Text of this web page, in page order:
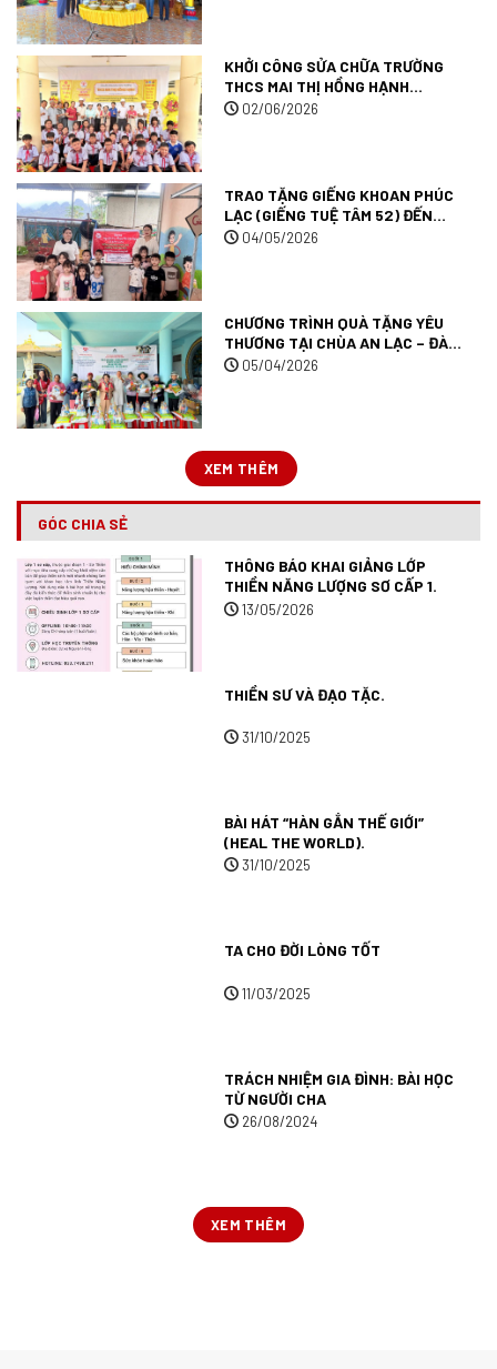
KHỞI CÔNG SỬA CHỮA TRƯỜNG
THCS MAI THỊ HỒNG HẠNH
(TRƯỜNG TUỆ TÂM 007) TẠI TỈNH
02/06/2026
TRAO TẶNG GIẾNG KHOAN PHÚC
LẠC (GIẾNG TUỆ TÂM 52) ĐẾN
TRƯỜNG MẦM NON MƯỜNG ANH
04/05/2026
CHƯƠNG TRÌNH QUÀ TẶNG YÊU
THƯƠNG TẠI CHÙA AN LẠC – ĐÀ
LẠT.05/04/2026
XEM THÊM
GÓC CHIA SẺ
THÔNG BÁO KHAI GIẢNG LỚP
THIỀN NĂNG LƯỢNG SƠ CẤP 1.
13/05/2026
THIỀN SƯ VÀ ĐẠO TẶC.
31/10/2025
BÀI HÁT “HÀN GẮN THẾ GIỚI”
(HEAL THE WORLD).
31/10/2025
TA CHO ĐỜI LÒNG TỐT
11/03/2025
TRÁCH NHIỆM GIA ĐÌNH: BÀI HỌC
TỪ NGƯỜI CHA
26/08/2024
XEM THÊM